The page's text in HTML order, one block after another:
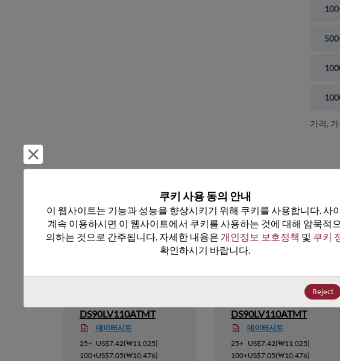
가격,
DS90LV110ATMT
데이터시트
25+ US$7.42(₩11,025)
100+US$7.05(₩10,476)
DS90LV110ATMT
데이터시트
25+ US$7.42(₩11,025)
100+US$7.05(₩10,476)
쿠키 사용 동의 안내
이 웹사이트는 기능과 성능을 향상시키기 위해 쿠키를 사용합니다. 사
계속 이용하시면 이 웹사이트에서 쿠키를 사용하는 것에 대해 암묵적
의하는 것으로 간주됩니다. 자세한 내용은 개인정보 보호정책 및 쿠키
확인하시기 바랍니다.
Reject